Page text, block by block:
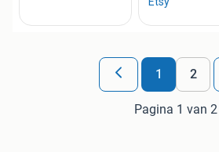
1 2
Pagina 1 van 2